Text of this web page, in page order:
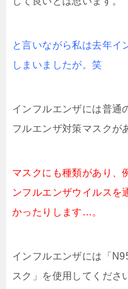
と言いながら私は去年イ
しまいましたが。笑
インフルエンザには普通
フルエンザ対策マスクが
マスクにも種類があり、
ンフルエンザウイルスを
かったりします…。
インフルエンザには「
スク」を使用してくださ